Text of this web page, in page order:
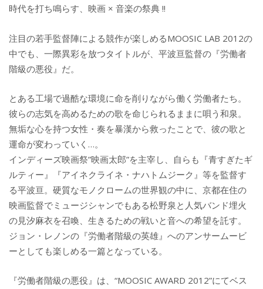
時代を打ち鳴らす、映画 × 音楽の祭典 !!
注目の若手監督陣による競作が楽しめるMOOSIC LAB 2012の
中でも、一際異彩を放つタイトルが、平波亘監督の『労働者
階級の悪役』だ。
とある工場で過酷な環境に命を削りながら働く労働者たち。
彼らの志気を高めるための歌を命じられるままに唄う和泉。
無垢な心を持つ女性・奏を暴漢から救ったことで、彼の歌と
運命が変わっていく…。
インディーズ映画祭”映画太郎”を主宰し、自らも『青すぎたギ
ルティー』『アイネクライネ・ナハトムジーク』等を監督す
る平波亘。硬質なモノクロームの世界観の中に、京都在住の
映画監督でミュージシャンでもある松野泉と人気バンド埋火
の見汐麻衣を召喚、生きるための戦いと音への希望を託す。
ジョン・レノンの『労働者階級の英雄』へのアンサームービ
ーとしても楽しめる一篇となっている。
『労働者階級の悪役』は、“MOOSIC AWARD 2012”にてベス